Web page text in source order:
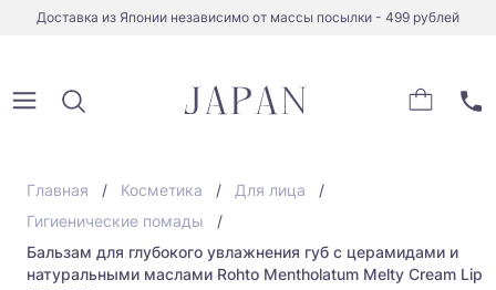
Доставка из Японии независимо от массы посылки - 499 рублей
Главная Косметика
Для лица
Гигиенические помады
Бальзам для глубокого увлажнения губ с церамидами и
натуральными маслами Rohto Mentholatum Melty Cream Lip